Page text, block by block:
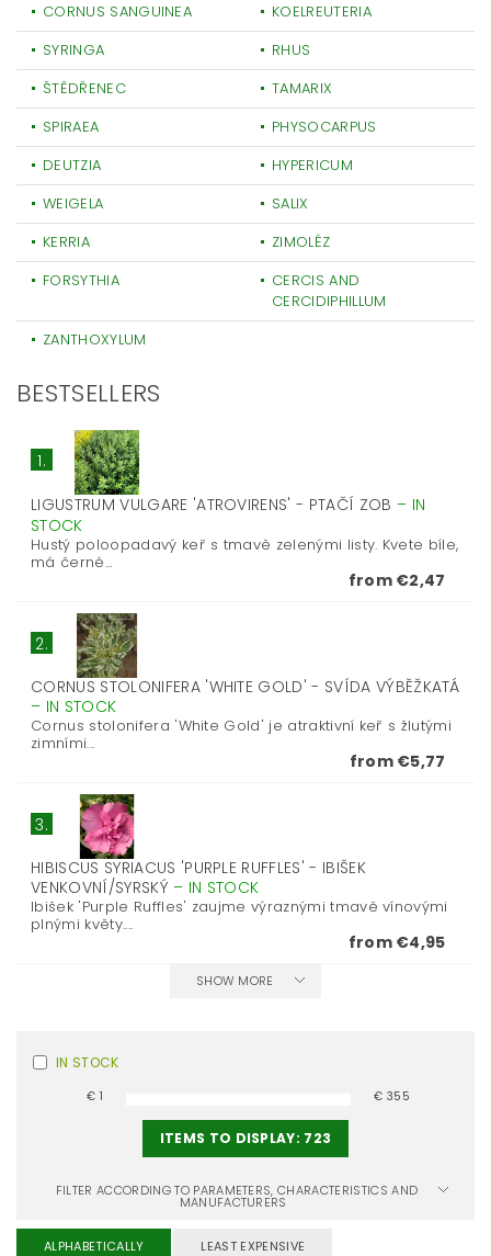
CORNUS SANGUINEA
KOELREUTERIA
SYRINGA
RHUS
ŠTĚDŘENEC
TAMARIX
SPIRAEA
PHYSOCARPUS
DEUTZIA
HYPERICUM
WEIGELA
SALIX
KERRIA
ZIMOLÉZ
FORSYTHIA
CERCIS AND
CERCIDIPHILLUM
ZANTHOXYLUM
BESTSELLERS
1.
LIGUSTRUM VULGARE 'ATROVIRENS' - PTAČÍ ZOB – IN
STOCK
Hustý poloopadavý keř s tmavě zelenými listy. Kvete bíle,
má černé...
from €2,47
2.
CORNUS STOLONIFERA 'WHITE GOLD' - SVÍDA VÝBĚŽKATÁ
– IN STOCK
Cornus stolonifera 'White Gold' je atraktivní keř s žlutými
zimními...
from €5,77
3.
HIBISCUS SYRIACUS 'PURPLE RUFFLES' - IBIŠEK
VENKOVNÍ/SYRSKÝ – IN STOCK
Ibišek 'Purple Ruffles' zaujme výraznými tmavě vínovými
plnými květy....
from €4,95
SHOW MORE
IN STOCK
€1 € 355
ITEMS TO DISPLAY: 723
FILTER ACCORDING TO PARAMETERS, CHARACTERISTICS AND
MANUFACTURERS
ALPHABETICALLY LEAST EXPENSIVE